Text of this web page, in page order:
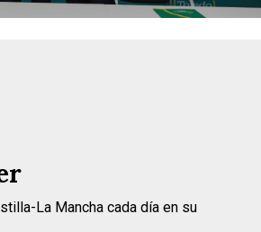
La Mancha cada día en su